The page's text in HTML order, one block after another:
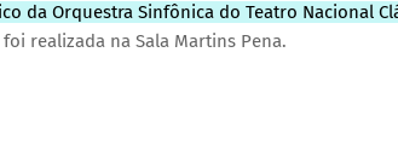
da Orquestra Sinfônica do Teatro Nacional
realizada na Sala Martins Pena.